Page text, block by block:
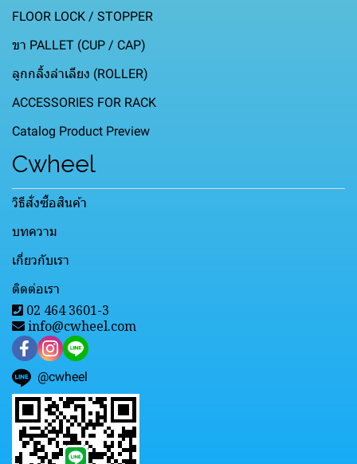
FLOOR LOCK / STOPPER
ขา PALLET (CUP / CAP)
ลูกกลิ้งลำเลียง (ROLLER)
ACCESSORIES FOR RACK
Catalog Product Preview
Cwheel
วิธีสั่งซื้อสินค้า
บทความ
เกี่ยวกับเรา
ติดต่อเรา
02 464 3601-3
info@cwheel.com
@cwheel